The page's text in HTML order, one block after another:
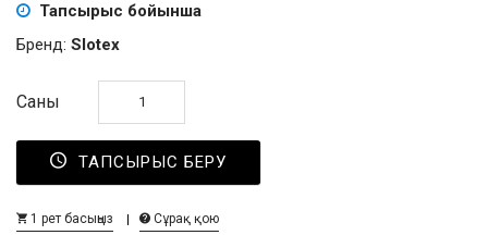
Тапсырыс бойынша
Бренд: Slotex
Саны
ТАПСЫРЫС БЕРУ
1 рет басыңыз Сұрақ қою